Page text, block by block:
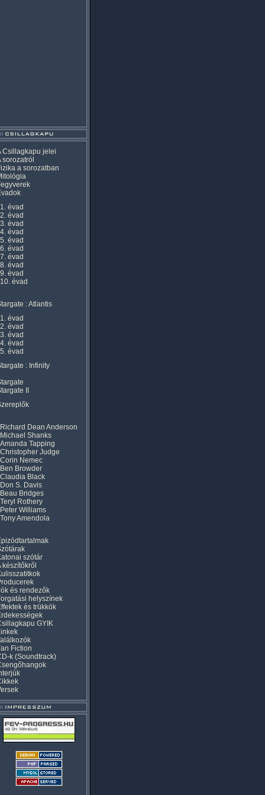
Csillagkapu jelei
sorozatról
a sorozatban
1. évad
2. évad
3. évad
4. évad
5. évad
6. évad
7. évad
8. évad
9. évad
10. évad
: Atlantis
1. évad
2. évad
3. évad
4. évad
5. évad
: Infinity
II
Richard Dean Anderson
Michael Shanks
Amanda Tapping
Christopher Judge
Corin Nemec
Ben Browder
Claudia Black
Don S. Davis
Beau Bridges
Teryl Rothery
Peter Williams
Tony Amendola
szótár
készítőkről
és rendezők
helyszínek
és trükkök
GYIK
Fiction
k (Soundtrack)